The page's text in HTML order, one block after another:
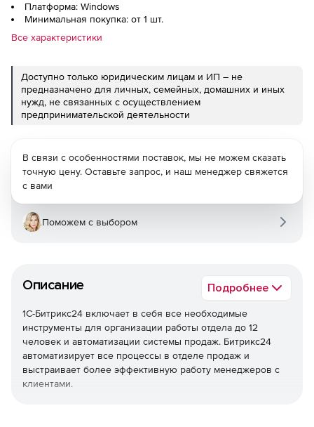
Платформа: Windows
Минимальная покупка: от 1 шт.
Все характеристики
Доступно только юридическим лицам и ИП – не
предназначено для личных, семейных, домашних и иных
нужд, не связанных с осуществлением
предпринимательской деятельности
Описание Подробнее
1С-Битрикс24 включает в себя все необходимые
инструменты для организации работы отдела до 12
человек и автоматизации системы продаж. Битрикс24
автоматизирует все процессы в отделе продаж и
выстраивает более эффективную работу менеджеров с
клиентами.
В связи с особенностями поставок, мы не можем сказать
точную цену. Оставьте запрос, и наш менеджер свяжется
с вами
Поможем с выбором